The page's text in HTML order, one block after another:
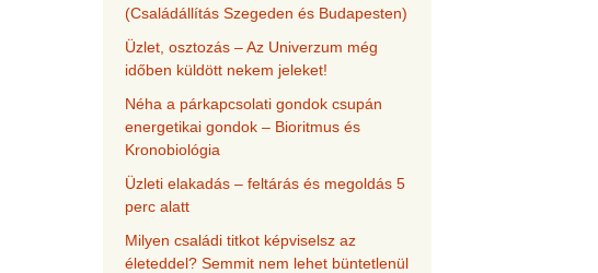
(Családállítás Szegeden és Budapesten)
Üzlet, osztozás – Az Univerzum még
időben küldött nekem jeleket!
Néha a párkapcsolati gondok csupán
energetikai gondok – Bioritmus és
Kronobiológia
Üzleti elakadás – feltárás és megoldás 5
perc alatt
Milyen családi titkot képviselsz az
életeddel? Semmit nem lehet büntetlenül